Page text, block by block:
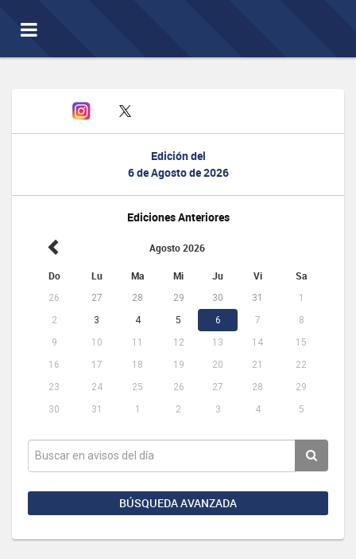
Toggle
navigation
Edición del
6 de Agosto de 2026
Ediciones Anteriores
Agosto 2026
Do Lu Ma Mi Ju Vi Sa
26 27 28 29 30 31
1
2
3 4 5 6 7
8
9
10 11 12 13 14
15
16
17 18 19 20 21
22
23
24 25 26 27 28
29
30
31 1 2 3 4 5
BÚSQUEDA AVANZADA